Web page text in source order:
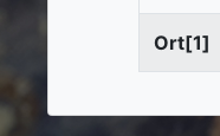
Ort[1]